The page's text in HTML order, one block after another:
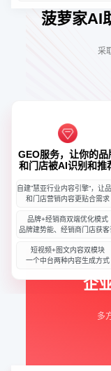
菠萝家AI
采
GEO服务，让你的品
和门店被AI识别和推
自建”慧亚行业内容引擎“，让
和门店营销内容更贴合需求
品牌+经销商双端优化模式
品牌建势能、经销商门店获客
短视频+图文内容双模块
一个中台两种内容生成方式
企
多